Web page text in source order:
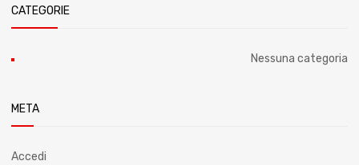
CATEGORIE
Nessuna categoria
META
Accedi